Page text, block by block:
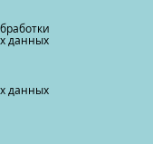
данных
данных